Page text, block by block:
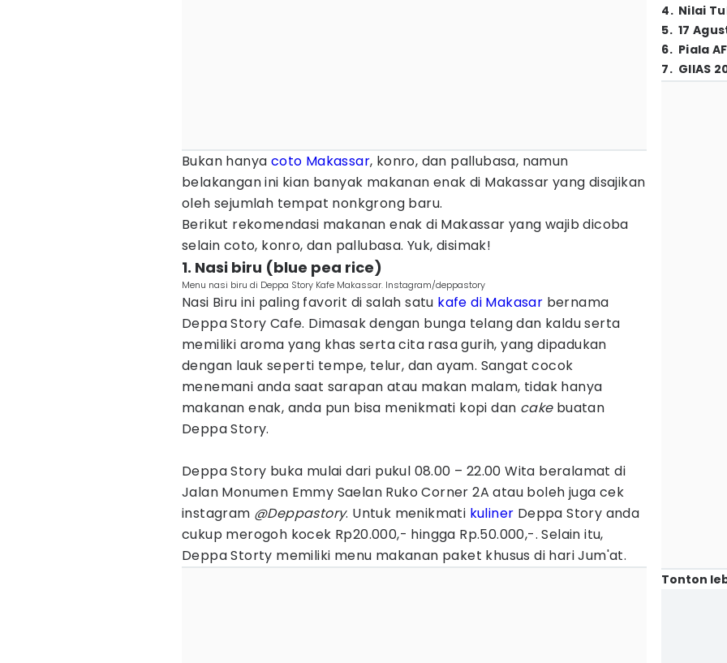
Bukan hanya coto Makassar, konro, dan pallubasa, namun
belakangan ini kian banyak makanan enak di Makassar yang disajikan
oleh sejumlah tempat nonkgrong baru.
Berikut rekomendasi makanan enak di Makassar yang wajib dicoba
selain coto, konro, dan pallubasa. Yuk, disimak!
1. Nasi biru (blue pea rice)
Menu nasi biru di Deppa Story Kafe Makassar. Instagram/deppastory
Nasi Biru ini paling favorit di salah satu kafe di Makasar bernama
Deppa Story Cafe. Dimasak dengan bunga telang dan kaldu serta
memiliki aroma yang khas serta cita rasa gurih, yang dipadukan
dengan lauk seperti tempe, telur, dan ayam. Sangat cocok
menemani anda saat sarapan atau makan malam, tidak hanya
makanan enak, anda pun bisa menikmati kopi dan cakebuatan
Deppa Story.
Deppa Story buka mulai dari pukul 08.00 – 22.00 Wita beralamat di
Jalan Monumen Emmy Saelan Ruko Corner 2A atau boleh juga cek
instagram @Deppastory. Untuk menikmati kuliner Deppa Story anda
cukup merogoh kocek Rp20.000,- hingga Rp.50.000,-. Selain itu,
Deppa Storty memiliki menu makanan paket khusus di hari Jum'at.
4. Nilai
5. 17
6. Piala
7. GIIAS
Tonton